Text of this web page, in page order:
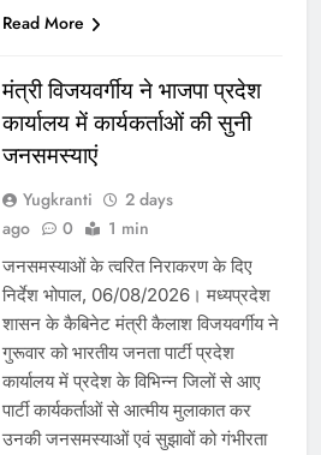
Read More
मंत्री विजयवर्गीय ने भाजपा प्रदेश
कार्यालय में कार्यकर्ताओं की सुनी
जनसमस्याएं
Yugkranti
2 days
ago
0 1 min
जनसमस्याओं के त्वरित निराकरण के दिए
निर्देश भोपाल, 06/08/2026। मध्यप्रदेश
शासन के कैबिनेट मंत्री कैलाश विजयवर्गीय ने
गुरूवार को भारतीय जनता पार्टी प्रदेश
कार्यालय में प्रदेश के विभिन्न जिलों से आए
पार्टी कार्यकर्ताओं से आत्मीय मुलाकात कर
उनकी जनसमस्याओं एवं सुझावों को गंभीरता